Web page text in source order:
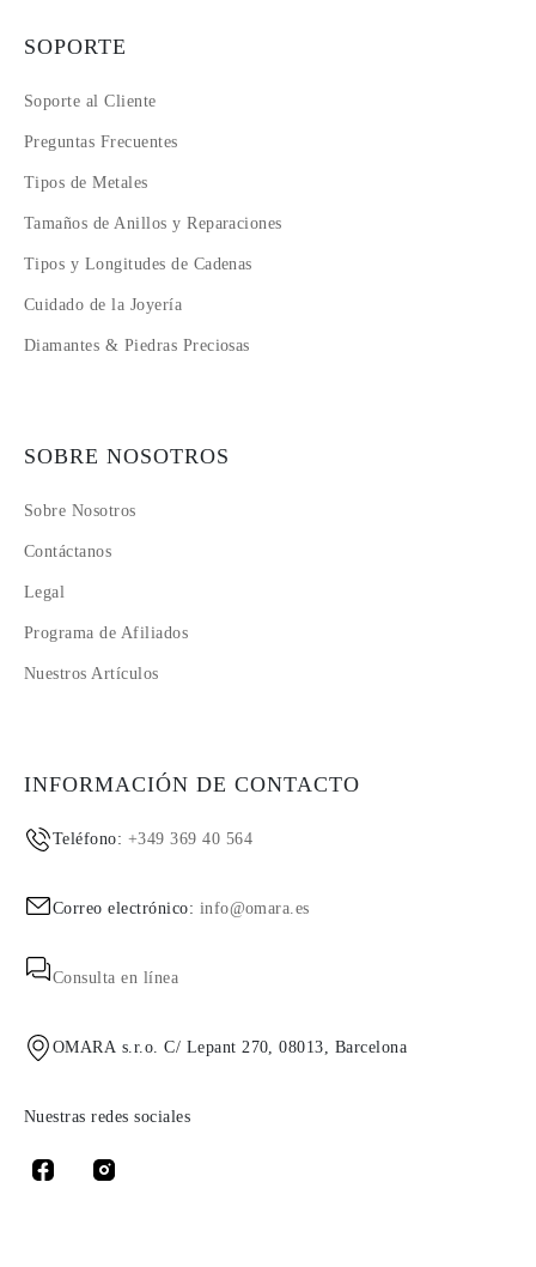
SOPORTE
Soporte al Cliente
Preguntas Frecuentes
Tipos de Metales
Tamaños de Anillos y Reparaciones
Tipos y Longitudes de Cadenas
Cuidado de la Joyería
Diamantes & Piedras Preciosas
SOBRE NOSOTROS
Sobre Nosotros
Contáctanos
Legal
Programa de Afiliados
Nuestros Artículos
INFORMACIÓN DE CONTACTO
Teléfono: +349 369 40 564
Correo electrónico: info@omara.es
Consulta en línea
OMARA s.r.o. C/ Lepant 270, 08013, Barcelona
Nuestras redes sociales